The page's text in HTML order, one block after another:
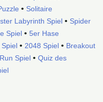
• Solitaire
Labyrinth Spiel • Spider
Spiel • 5er Hase
Spiel • 2048 Spiel • Breakout
Spiel • Quiz des